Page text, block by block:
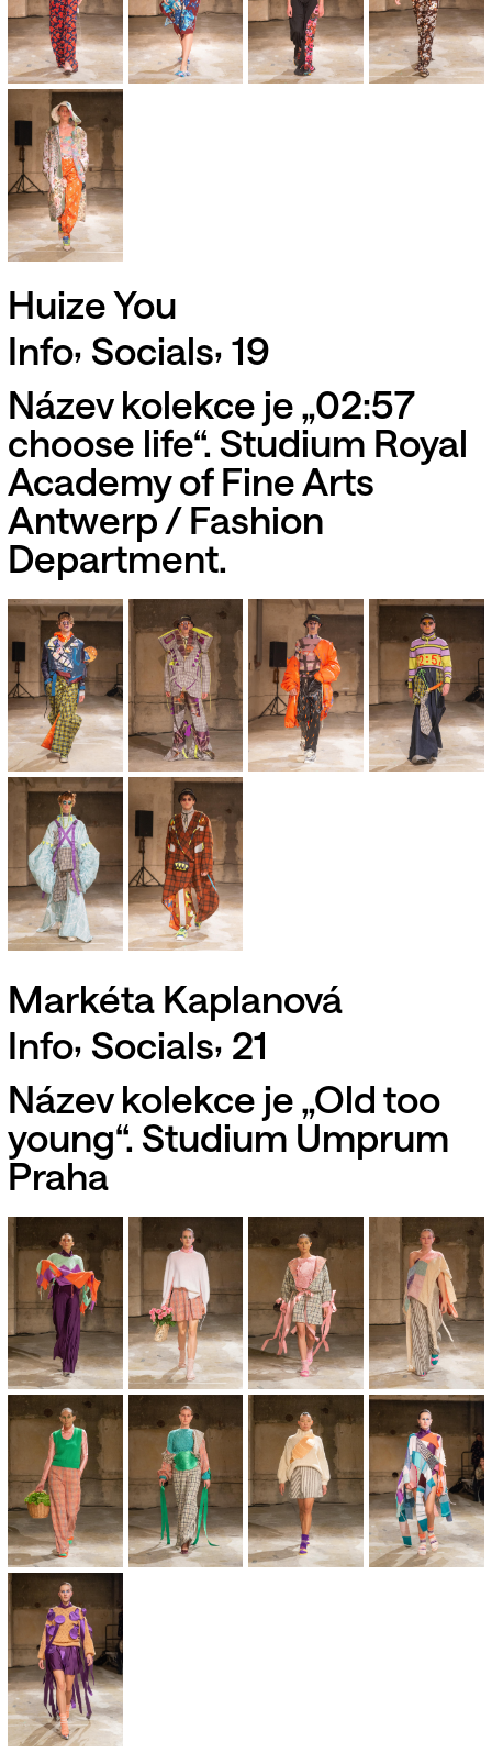
Huize You
Info, Socials, 19
Název kolekce je „02:57
choose life“. Studium Royal
Academy of Fine Arts
Antwerp / Fashion
Department.
Markéta Kaplanová
Info, Socials, 21
Název kolekce je „Old too
young“. Studium Umprum
Praha